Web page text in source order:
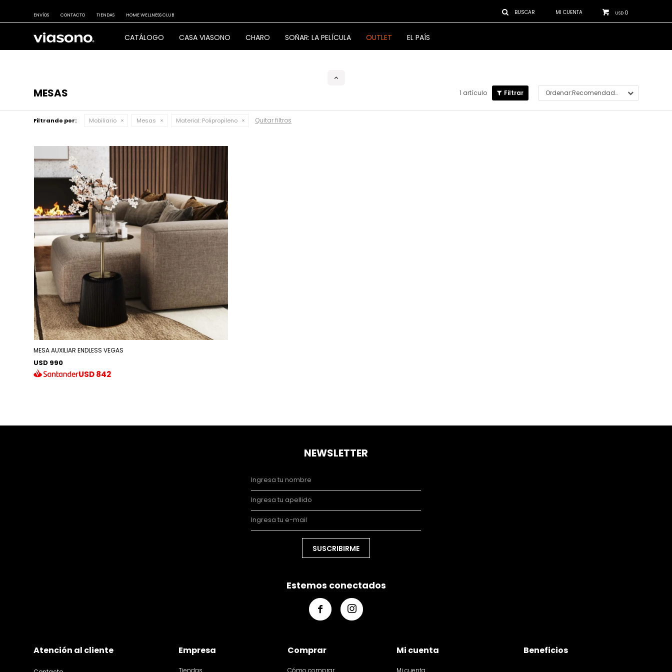
CATÁLOGO CASA VIASONO CHARO SOÑAR: LA PELÍCULA OUTLET EL PAÍS
USD 0
ENVÍOS CONTACTO TIENDAS HOME WELLNESS CLUB
MESAS 1 artículo Recomendados
Filtrando por: Mobiliario Mesas Material: Polipropileno Quitar filtros
MESA AUXILIAR ENDLESS VEGAS
USD 990
USD842
Atención al cliente Empresa
Tiendas
Comprar
Cómo comprar
Mi cuenta
Mi cuenta
Beneficios
NEWSLETTER
SUSCRIBIRME
Estemos conectados
 